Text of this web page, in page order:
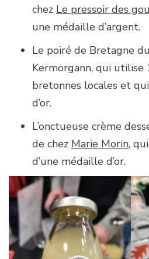
chez Le pressoir des
une médaille d’argent.
Le poiré de Bretagne
Kermorgann, qui utilise
bretonnes locales et
d’or.
L’onctueuse crème
de chez Marie Morin,
d’une médaille d’or.